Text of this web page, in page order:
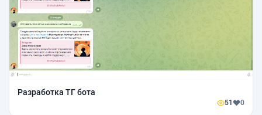
Разработка ТГ бота
51 0